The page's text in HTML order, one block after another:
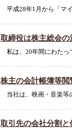
平成28年1月から「マ
取締役は株主総会
私は、20年間にわたっ
株主の会計帳簿等閲
当社は、映画・音楽等
取引先の会社分割と